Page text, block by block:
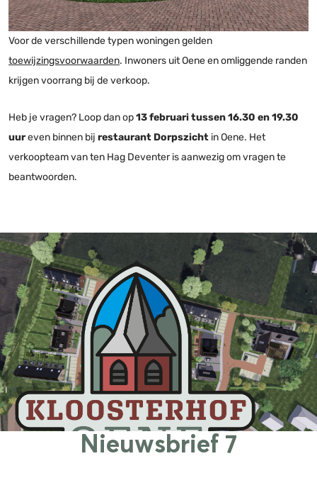
Voor de verschillende typen woningen gelden
toewijzingsvoorwaarden. Inwoners uit Oene en omliggende randen
krijgen voorrang bij de verkoop.
Heb je vragen? Loop dan op13 februari tussen 16.30 en 19.30
uureven binnen bij restaurant Dorpszicht in Oene. Het
verkoopteam van ten Hag Deventer is aanwezig om vragen te
beantwoorden.
Nieuwsbrief 7